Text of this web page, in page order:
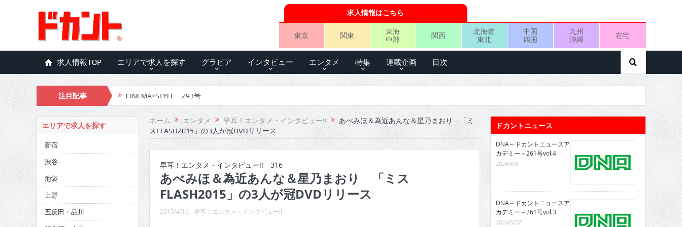
求人情報はこちら
東京 関東
東海
中部
関西
北海道
東北
中国
四国
九州
沖縄
在宅
求人情報TOP エリアで求人を探す グラビア インタビュー エンタメ 特集 連載企画 目次
注目記事 CINEMA×STYLE 293号
CINEMA×STYLE 292号
CINEMA×STYLE 291号
CINEMA×STYLE 290号
CINEMA×STYLE 289号
CINEMA×STYLE 288号
CINEMA×STYLE 287号
ホーム エンタメ 早耳！エンタメ・インタビュー!!
あべみほ＆為近あんな＆星乃まおり 「ミ
スFLASH2015」の3人が冠DVDリリース
早耳！エンタメ・インタビュー!! 316
あべみほ＆為近あんな＆星乃まおり 「ミス
FLASH2015」の3人が冠DVDリリース
2015/4/16 早耳！エンタメ・インタビュー!!
エリアで求人を探す
新宿
渋谷
池袋
上野
五反田・品川
ドカントニュース
DNA～ドカントニュースア
カデミー～261号vol.4
2024/6/3
DNA～ドカントニュースア
カデミー～261号vol.3
2024/5/27